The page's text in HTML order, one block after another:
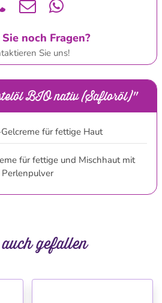
noch Fragen?
Sie uns!
BIO nativ (Safloröl)"
für fettige Haut
für fettige und Mischhaut mit
Perlenpulver
gefallen